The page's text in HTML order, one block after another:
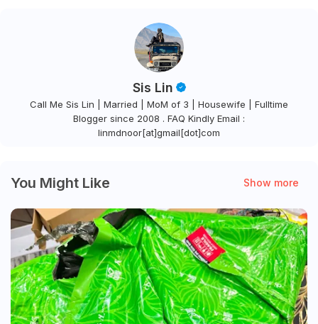
Sis Lin
Call Me Sis Lin | Married | MoM of 3 | Housewife | Fulltime
Blogger since 2008 . FAQ Kindly Email :
linmdnoor[at]gmail[dot]com
You Might Like Show more